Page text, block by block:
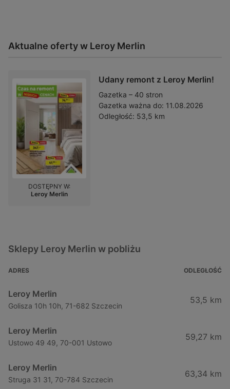
Aktualne oferty w Leroy Merlin
Udany remont z Leroy Merlin!
Gazetka – 40 stron
Gazetka ważna do: 11.08.2026
Odległość: 53,5 km
DOSTĘPNY W:
Leroy Merlin
Sklepy Leroy Merlin w pobliżu
ADRES ODLEGŁOŚĆ
Leroy Merlin
Golisza 10h 10h, 71-682 Szczecin
53,5 km
Leroy Merlin
Ustowo 49 49, 70-001 Ustowo
59,27 km
Leroy Merlin
Struga 31 31, 70-784 Szczecin
63,34 km